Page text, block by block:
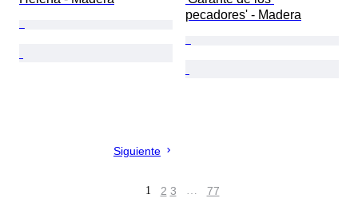
pecadores' - Madera
Siguiente
1 2 3 … 77